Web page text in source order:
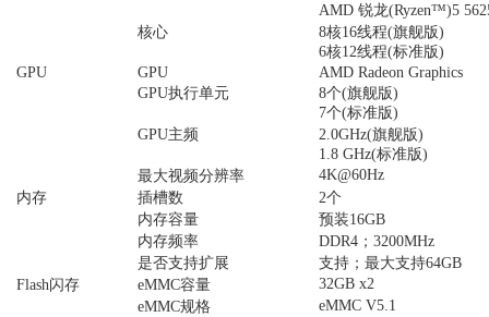
AMD 锐龙(Ryzen™)5
核心
8核16线程(旗舰版)
6核12线程(标准版)
GPU
GPU
AMD Radeon Graphics
GPU执行单元
8个(旗舰版)
7个(标准版)
GPU主频
2.0GHz(旗舰版)
1.8 GHz(标准版)
最大视频分辨率
4K@60Hz
内存
插槽数
2个
内存容量
预装16GB
内存频率
DDR4；3200MHz
是否支持扩展
支持；最大支持64GB
Flash闪存
eMMC容量
32GB x2
eMMC规格
eMMC V5.1